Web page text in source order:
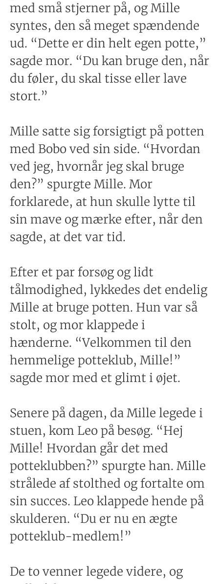
med små stjerner på, og Mille
syntes, den så meget spændende
ud. “Dette er din helt egen potte,”
sagde mor. “Du kan bruge den, når
du føler, du skal tisse eller lave
stort.”
Mille satte sig forsigtigt på potten
med Bobo ved sin side. “Hvordan
ved jeg, hvornår jeg skal bruge
den?” spurgte Mille. Mor
forklarede, at hun skulle lytte til
sin mave og mærke efter, når den
sagde, at det var tid.
Efter et par forsøg og lidt
tålmodighed, lykkedes det endelig
Mille at bruge potten. Hun var så
stolt, og mor klappede i
hænderne. “Velkommen til den
hemmelige potteklub, Mille!”
sagde mor med et glimt i øjet.
Senere på dagen, da Mille legede i
stuen, kom Leo på besøg. “Hej
Mille! Hvordan går det med
potteklubben?” spurgte han. Mille
strålede af stolthed og fortalte om
sin succes. Leo klappede hende på
skulderen. “Du er nu en ægte
potteklub-medlem!”
De to venner legede videre, og